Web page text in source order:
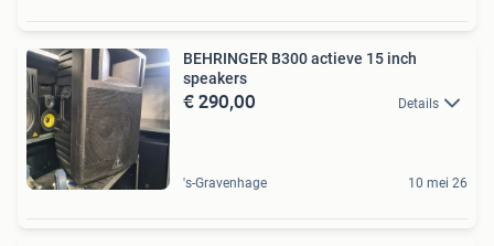
BEHRINGER B300 actieve 15 inch
speakers
€ 290,00 Details
's-Gravenhage 10 mei 26